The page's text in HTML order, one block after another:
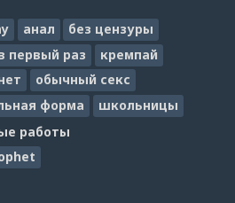
анал
без цензуры
первый раз
кремпай
обычный секс
форма
школьницы
работы